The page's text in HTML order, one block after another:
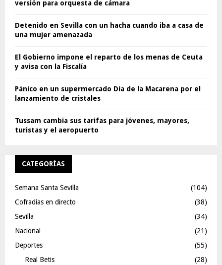
versión para orquesta de cámara
Detenido en Sevilla con un hacha cuando iba a casa de
una mujer amenazada
El Gobierno impone el reparto de los menas de Ceuta
y avisa con la Fiscalía
Pánico en un supermercado Día de la Macarena por el
lanzamiento de cristales
Tussam cambia sus tarifas para jóvenes, mayores,
turistas y el aeropuerto
CATEGORÍAS
Semana Santa Sevilla
(104)
Cofradías en directo
(38)
Sevilla
(34)
Nacional
(21)
Deportes
(55)
Real Betis
(28)